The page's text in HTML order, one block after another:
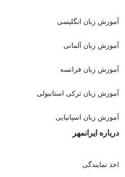
آموزش زبان انگلیسی
آموزش زبان آلمانی
آموزش زبان فرانسه
آموزش زبان ترکی استانبولی
آموزش زبان اسپانیایی
درباره ایرانمهر
اخذ نمايندگی